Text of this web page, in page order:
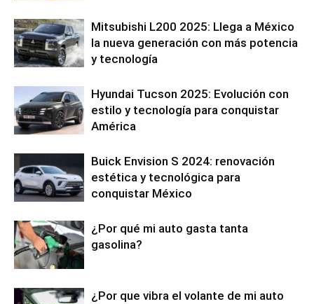
Mitsubishi L200 2025: Llega a México
la nueva generación con más potencia
y tecnología
Hyundai Tucson 2025: Evolución con
estilo y tecnología para conquistar
América
Buick Envision S 2024: renovación
estética y tecnológica para
conquistar México
¿Por qué mi auto gasta tanta
gasolina?
¿Por que vibra el volante de mi auto